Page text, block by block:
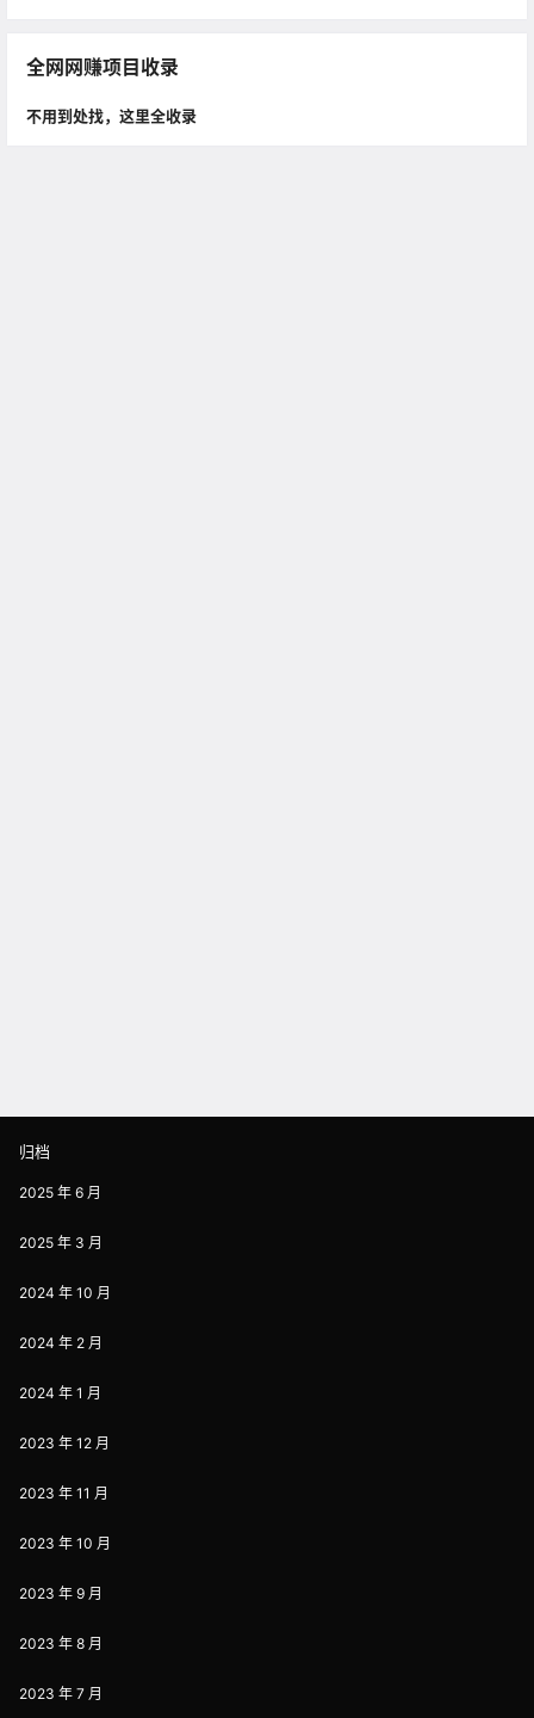
全网网赚项目收录
不用到处找，这里全收录
归档
2025 年 6 月
2025 年 3 月
2024 年 10 月
2024 年 2 月
2024 年 1 月
2023 年 12 月
2023 年 11 月
2023 年 10 月
2023 年 9 月
2023 年 8 月
2023 年 7 月